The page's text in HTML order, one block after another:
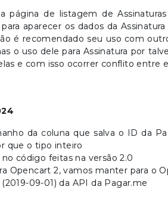
página de listagem de
aparecer os dados da
é recomendado seu uso com
o uso dele para Assinatura por
e com isso ocorrer conflito entre
da coluna que salva o ID da
que o tipo inteiro
código feitas na versão 2.0
Opencart 2, vamos manter para o
09-01) da API da Pagar.me